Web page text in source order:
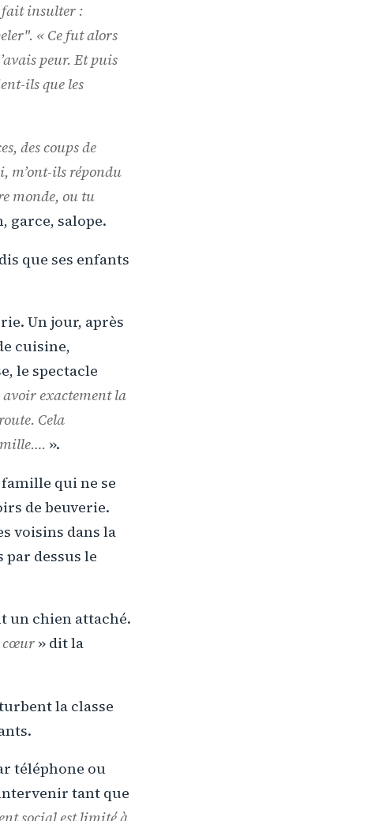
fait insulter :
". « Ce fut alors
peur. Et puis
ils que les
des coups de
m’ont-ils répondu
monde, ou tu
garce, salope.
que ses enfants
Un jour, après
cuisine,
le spectacle
avoir exactement la
Cela
».
qui ne se
de beuverie.
voisins dans la
dessus le
un chien attaché.
cœur » dit la
la classe
téléphone ou
tant que